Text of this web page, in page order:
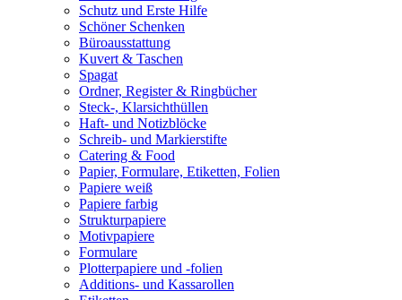
Schutz und Erste Hilfe
Schöner Schenken
Büroausstattung
Kuvert & Taschen
Spagat
Ordner, Register & Ringbücher
Steck-, Klarsichthüllen
Haft- und Notizblöcke
Schreib- und Markierstifte
Catering & Food
Papier, Formulare, Etiketten, Folien
Papiere weiß
Papiere farbig
Strukturpapiere
Motivpapiere
Formulare
Plotterpapiere und -folien
Additions- und Kassarollen